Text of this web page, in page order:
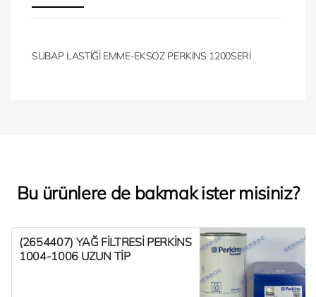
SUBAP LASTİĞİ EMME-EKSOZ PERKİNS 1200SERİ
Bu ürünlere de bakmak ister misiniz?
(2654407) YAĞ FİLTRESİ PERKİNS
1004-1006 UZUN TİP